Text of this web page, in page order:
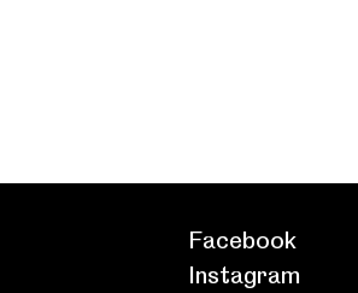
Facebook
Instagram